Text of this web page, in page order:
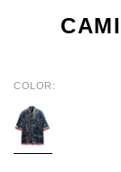
COLOR
BLUE